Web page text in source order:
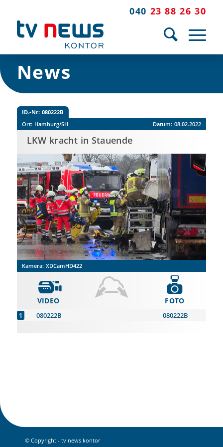
040 23 88 26 30
News
ID.-Nr: 080222B
Ort: Hamburg/SH Datum: 08.02.2022
LKW kracht in Stauende
Kamera: XDCamHD422
VIDEO
080222B
FOTO
080222B
© Copyright - tv news kontor